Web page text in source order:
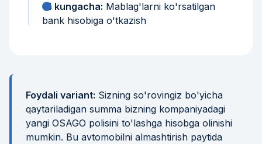
14 kungacha: Mablag'larni ko'rsatilgan
bank hisobiga o'tkazish
Foydali variant: Sizning so'rovingiz bo'yicha
qaytariladigan summa bizning kompaniyadagi
yangi OSAGO polisini to'lashga hisobga olinishi
mumkin. Bu avtomobilni almashtirish paytida